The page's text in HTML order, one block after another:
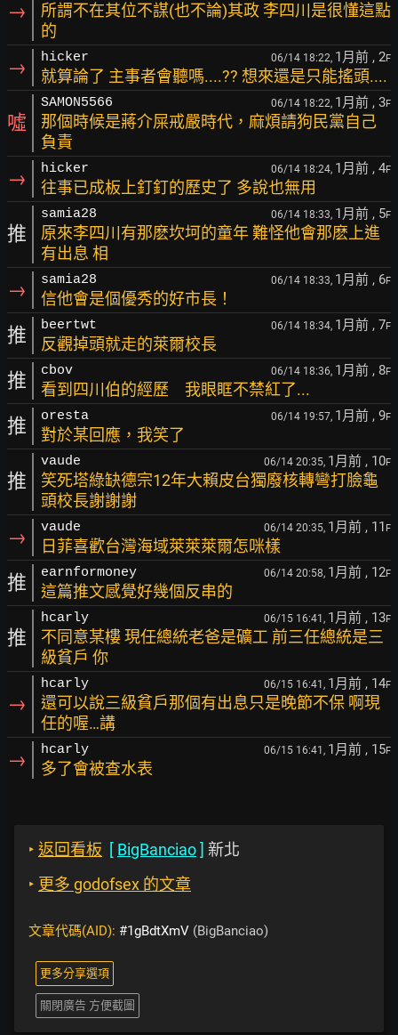
→
所謂不在其位不謀(也不論)其政 李四川是很懂這點
的
→ hicker 06/14 18:22, 1月前 , 2F
就算論了 主事者會聽嗎....?? 想來還是只能搖頭....
噓
SAMON5566 06/14 18:22, 1月前 , 3F
那個時候是蔣介屎戒嚴時代，麻煩請狗民黨自己
負責
→ hicker 06/14 18:24, 1月前 , 4F
往事已成板上釘釘的歷史了 多說也無用
推
samia28 06/14 18:33, 1月前 , 5F
原來李四川有那麽坎坷的童年 難怪他會那麽上進
有出息 相
→ samia28 06/14 18:33, 1月前 , 6F
信他會是個優秀的好市長！
推 beertwt 06/14 18:34, 1月前 , 7F
反觀掉頭就走的萊爾校長
推 cbov 06/14 18:36, 1月前 , 8F
看到四川伯的經歷 我眼眶不禁紅了...
推 oresta 06/14 19:57, 1月前 , 9F
對於某回應，我笑了
推
vaude 06/14 20:35, 1月前 , 10F
笑死塔綠缺德宗12年大賴皮台獨廢核轉彎打臉龜
頭校長謝謝謝
→ vaude 06/14 20:35, 1月前 , 11 F
日菲喜歡台灣海域萊萊萊爾怎咪樣
推 earnformoney 06/14 20:58, 1月前 , 12F
這篇推文感覺好幾個反串的
推
hcarly 06/15 16:41, 1月前 , 13F
不同意某樓 現任總統老爸是礦工 前三任總統是三
級貧戶 你
→
hcarly 06/15 16:41, 1月前 , 14F
還可以說三級貧戶那個有出息只是晚節不保 啊現
任的喔…講
→ hcarly 06/15 16:41, 1月前 , 15F
多了會被查水表
‣ 返回看板 [ BigBanciao] 新北
‣ 更多 godofsex 的文章
文章代碼(AID): #1gBdtXmV (BigBanciao)
更多分享選項
關閉廣告 方便截圖